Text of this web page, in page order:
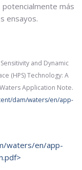
más
ensayos.
and Dynamic
(HPS) Technology: A
Application Note.
dam/waters/en/app-
waters/en/app-
>